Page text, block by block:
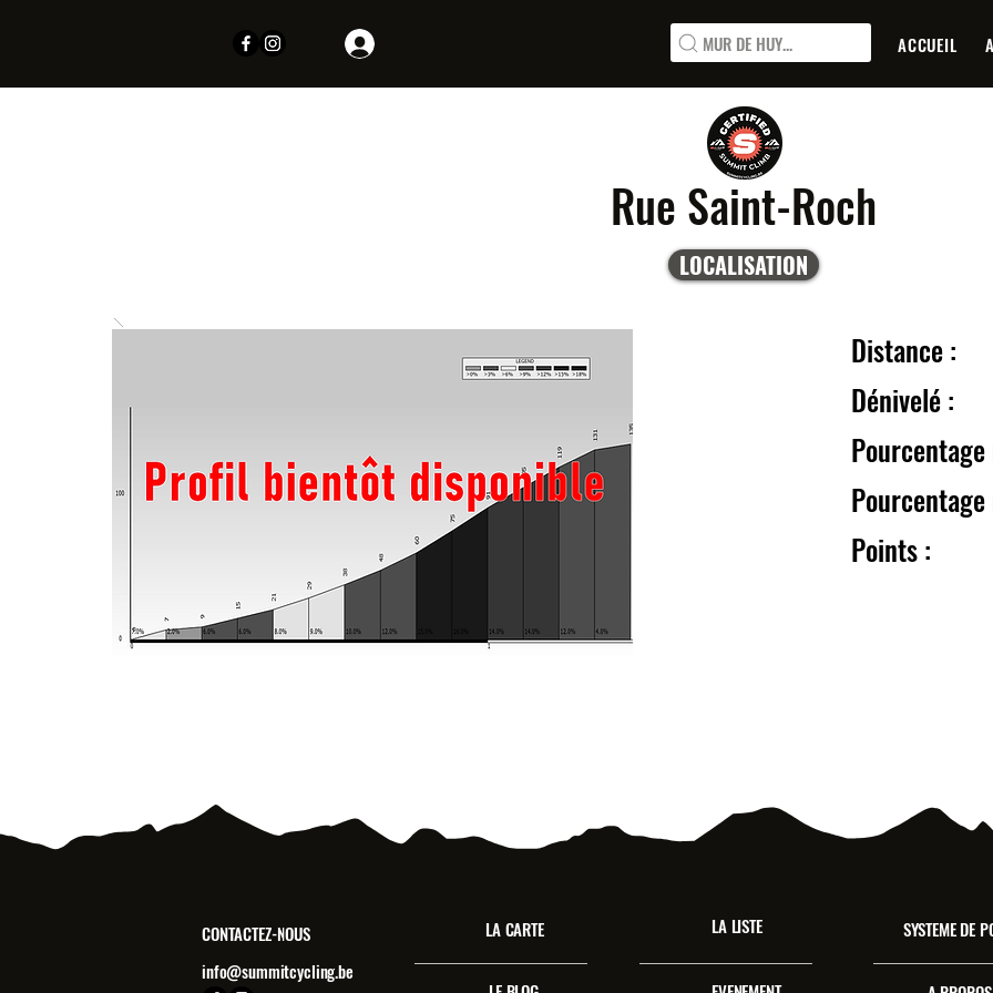
MUR DE HUY... ACCUEIL
Rue Saint-Roch
LOCALISATION
CONTACTEZ-NOUS
info@summitcycling.be
LA CARTE LA LISTE SYSTEME DE